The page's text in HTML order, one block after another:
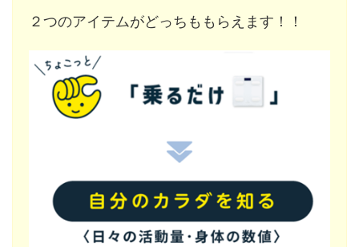
２つのアイテムがどっちももらえます！！